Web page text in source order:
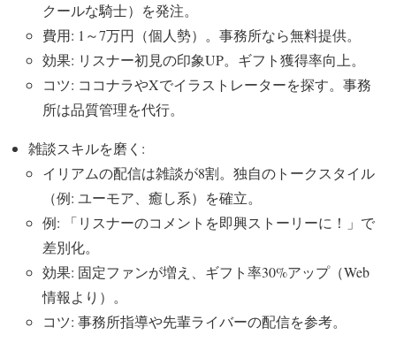
クールな騎士）を発注。
費用: 1～7万円（個人勢）。事務所なら無料提供。
効果: リスナー初見の印象UP。ギフト獲得率向上。
コツ: ココナラやXでイラストレーターを探す。事務
所は品質管理を代行。
雑談スキルを磨く:
イリアムの配信は雑談が8割。独自のトークスタイル
（例: ユーモア、癒し系）を確立。
例: 「リスナーのコメントを即興ストーリーに！」で
差別化。
効果: 固定ファンが増え、ギフト率30%アップ（Web
情報より）。
コツ: 事務所指導や先輩ライバーの配信を参考。